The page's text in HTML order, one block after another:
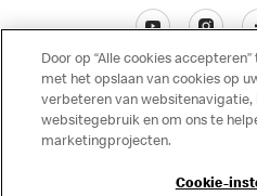
Door op “Alle cookies
met het opslaan van cookies op
verbeteren van websitenavigatie,
websitegebruik en om ons te
marketingprojecten.
Cookie-